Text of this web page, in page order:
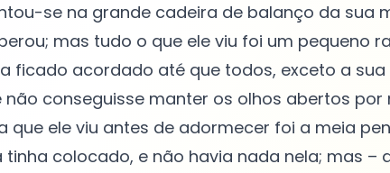
se na grande cadeira de balanço da sua
mas tudo o que ele viu foi um pequeno
ficado acordado até que todos, exceto a
não conseguisse manter os olhos abertos por
que ele viu antes de adormecer foi a meia
tinha colocado, e não havia nada nela; mas –